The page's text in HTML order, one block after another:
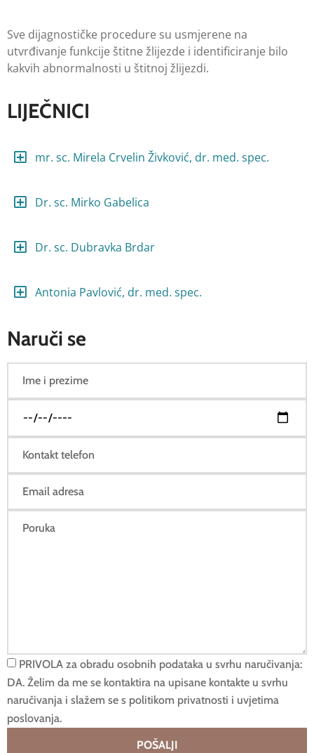
Sve dijagnostičke procedure su usmjerene na
utvrđivanje funkcije štitne žlijezde i identificiranje bilo
kakvih abnormalnosti u štitnoj žlijezdi.
LIJEČNICI
mr. sc. Mirela Crvelin Živković, dr. med. spec.
Dr. sc. Mirko Gabelica
Dr. sc. Dubravka Brdar
Antonia Pavlović, dr. med. spec.
Naruči se
PRIVOLA za obradu osobnih podataka u svrhu naručivanja:
DA. Želim da me se kontaktira na upisane kontakte u svrhu
naručivanja i slažem se s politikom privatnosti i uvjetima
poslovanja.
POŠALJI